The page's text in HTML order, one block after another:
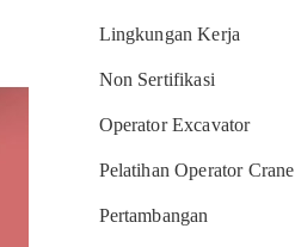
Lingkungan Kerja
Non Sertifikasi
Operator Excavator
Pelatihan Operator Crane
Pertambangan